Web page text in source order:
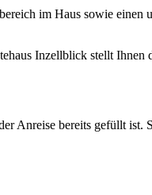
im Haus sowie
Inzellblick stellt
Anreise bereits gefüllt ist.